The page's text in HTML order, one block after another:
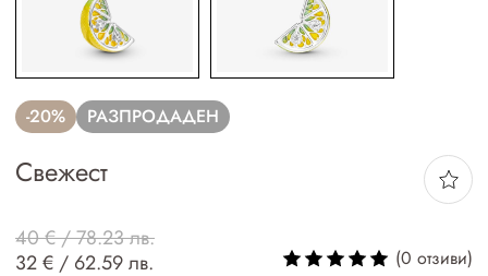
-20% РАЗПРОДАДЕН
Свежест
40 € / 78.23 лв.
32 € / 62.59 лв.
(0 отзиви)